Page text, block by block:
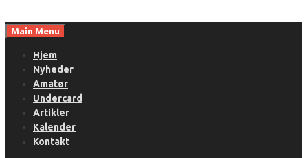
toMain Menu
Hjem
Nyheder
Amatør
Undercard
Artikler
Kalender
Kontakt